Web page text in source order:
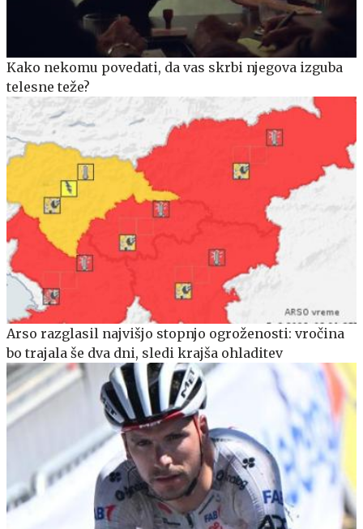
Kako nekomu povedati, da vas skrbi njegova izguba
telesne teže?
Arso razglasil najvišjo stopnjo ogroženosti: vročina
bo trajala še dva dni, sledi krajša ohladitev